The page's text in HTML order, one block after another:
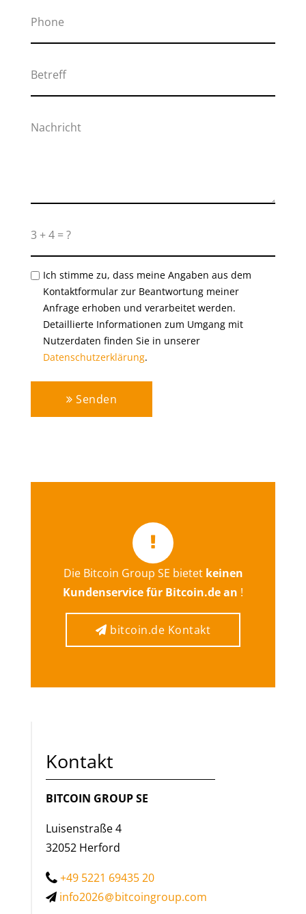
Ich stimme zu, dass meine Angaben aus dem
Kontaktformular zur Beantwortung meiner
Anfrage erhoben und verarbeitet werden.
Detaillierte Informationen zum Umgang mit
Nutzerdaten finden Sie in unserer
Datenschutzerklärung.
Senden
Die Bitcoin Group SE bietet keinen
Kundenservice für Bitcoin.de an !
bitcoin.de Kontakt
Hier gelangen Sie direkt zum
Kontaktformular von bitcoin.de
bitcoin.de Kontakt
Kontakt
BITCOIN GROUP SE
Luisenstraße 4
32052 Herford
+49 5221 69435 20
info2026
bitcoingroup.com